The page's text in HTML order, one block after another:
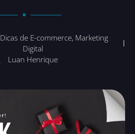
Dicas de E-commerce, Marketing
Digital
Luan Henrique